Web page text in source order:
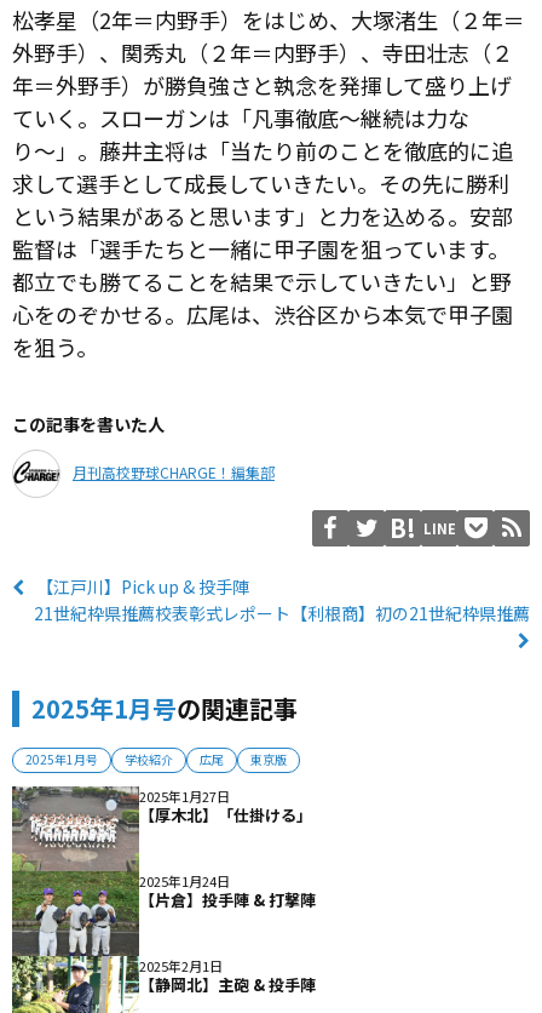
松孝星（2年＝内野手）をはじめ、大塚渚生（２年＝
外野手）、関秀丸（２年＝内野手）、寺田壮志（２
年＝外野手）が勝負強さと執念を発揮して盛り上げ
ていく。スローガンは「凡事徹底〜継続は力な
り〜」。藤井主将は「当たり前のことを徹底的に追
求して選手として成長していきたい。その先に勝利
という結果があると思います」と力を込める。安部
監督は「選手たちと一緒に甲子園を狙っています。
都立でも勝てることを結果で示していきたい」と野
心をのぞかせる。広尾は、渋谷区から本気で甲子園
を狙う。
この記事を書いた人
月刊高校野球CHARGE！編集部
LINE
【江戸川】Pick up & 投手陣
21世紀枠県推薦校表彰式レポート【利根商】初の21世紀枠県推薦
2025年1月号の関連記事
2025年1月号 学校紹介 広尾 東京版
2025年1月27日
【厚木北】「仕掛ける」
2025年1月24日
【片倉】投手陣 & 打撃陣
2025年2月1日
【静岡北】主砲 & 投手陣